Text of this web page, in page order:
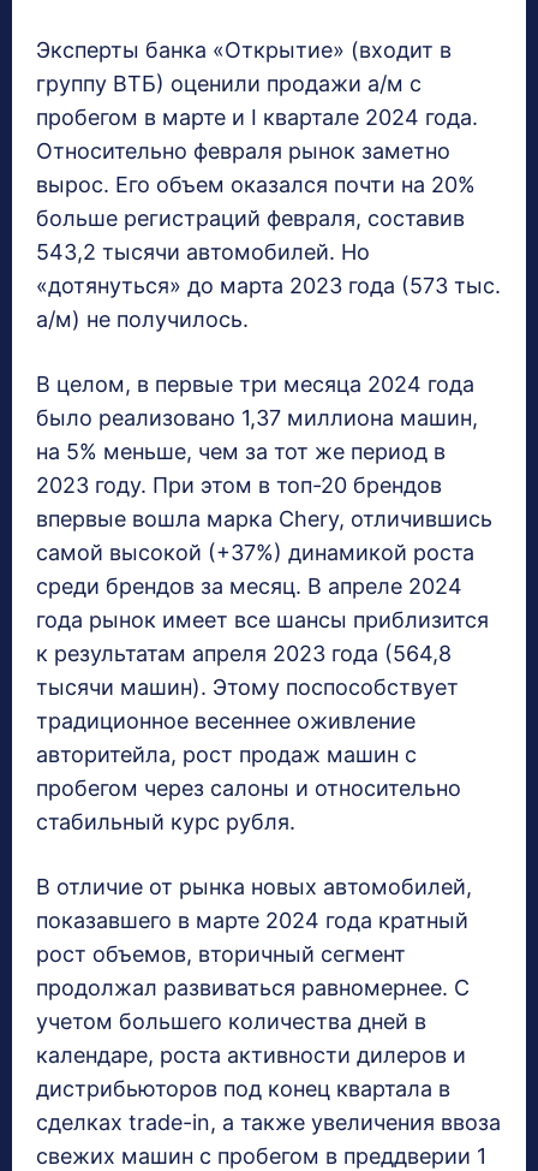
Эксперты банка «Открытие» (входит в
группу ВТБ) оценили продажи а/м с
пробегом в марте и I квартале 2024 года.
Относительно февраля рынок заметно
вырос. Его объем оказался почти на 20%
больше регистраций февраля, составив
543,2 тысячи автомобилей. Но
«дотянуться» до марта 2023 года (573 тыс.
а/м) не получилось.
В целом, в первые три месяца 2024 года
было реализовано 1,37 миллиона машин,
на 5% меньше, чем за тот же период в
2023 году. При этом в топ-20 брендов
впервые вошла марка Chery, отличившись
самой высокой (+37%) динамикой роста
среди брендов за месяц. В апреле 2024
года рынок имеет все шансы приблизится
к результатам апреля 2023 года (564,8
тысячи машин). Этому поспособствует
традиционное весеннее оживление
авторитейла, рост продаж машин с
пробегом через салоны и относительно
стабильный курс рубля.
В отличие от рынка новых автомобилей,
показавшего в марте 2024 года кратный
рост объемов, вторичный сегмент
продолжал развиваться равномернее. С
учетом большего количества дней в
календаре, роста активности дилеров и
дистрибьюторов под конец квартала в
сделках trade-in, а также увеличения ввоза
свежих машин с пробегом в преддверии 1